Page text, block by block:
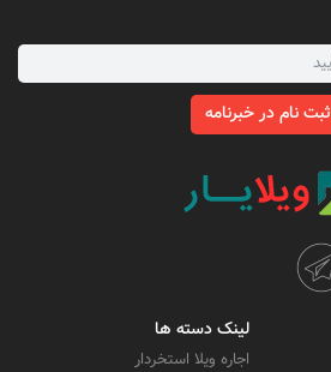
ثبت نام در خبرنامه
لینک دسته ها
اجاره ویلا استخردار